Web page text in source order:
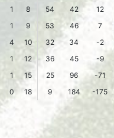
1 8 54 42
12
1 9 53 46
7
4 10 32 34
-2
1 12 36 45
-9
1 15 25 96
-71
0 18 9 184 -175